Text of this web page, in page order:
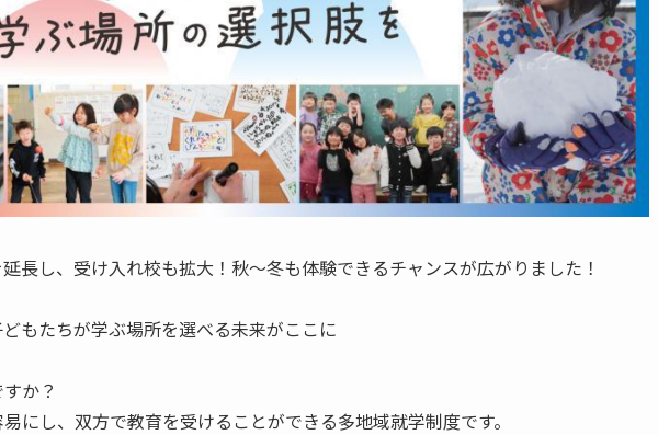
長し、受け入れ校も拡大！秋〜冬も体験できるチャンスが広がりました！
もたちが学ぶ場所を選べる未来がここに
か？
にし、双方で教育を受けることができる多地域就学制度です。